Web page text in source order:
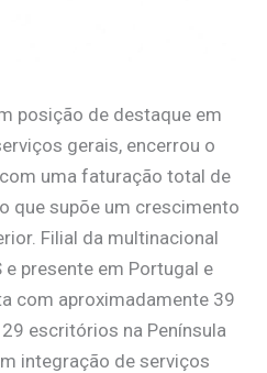
posição de destaque em
gerais, encerrou o
uma faturação total de
que supõe um crescimento
Filial da multinacional
e presente em Portugal e
com aproximadamente 39
escritórios na Península
integração de serviços